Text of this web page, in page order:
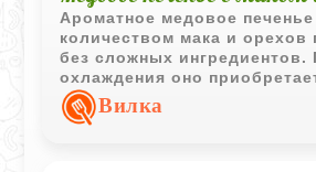
Ароматное медовое
количеством мака и орехов
без сложных ингредиентов.
охлаждения оно
плотную текстуру и
легкими нотками корицы.
Вилка